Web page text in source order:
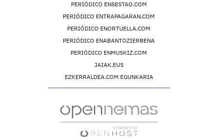
PERIÓDICO ENSESTAO.COM
PERIÓDICO ENTRAPAGARAN.COM
PERIÓDICO ENORTUELLA.COM
PERIÓDICO ENABANTOZIERBENA
PERIÓDICO ENMUSKIZ.COM
JAIAK.EUS
EZKERRALDEA.COM EGUNKARIA